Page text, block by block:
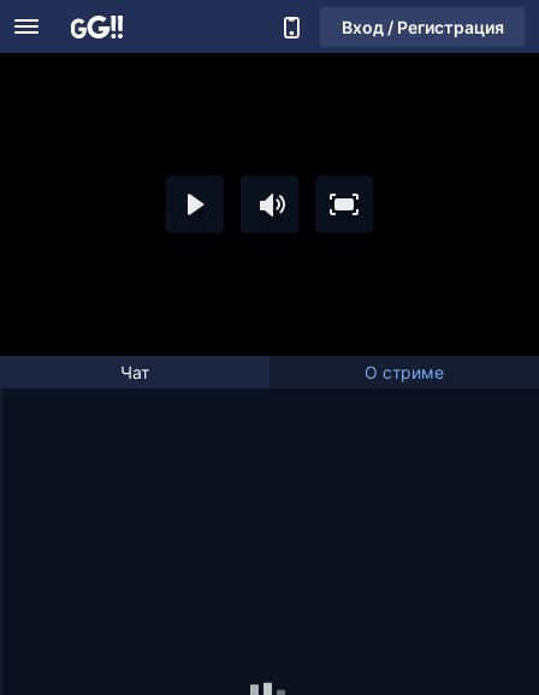
Вход / Регистрация
Чат О стриме